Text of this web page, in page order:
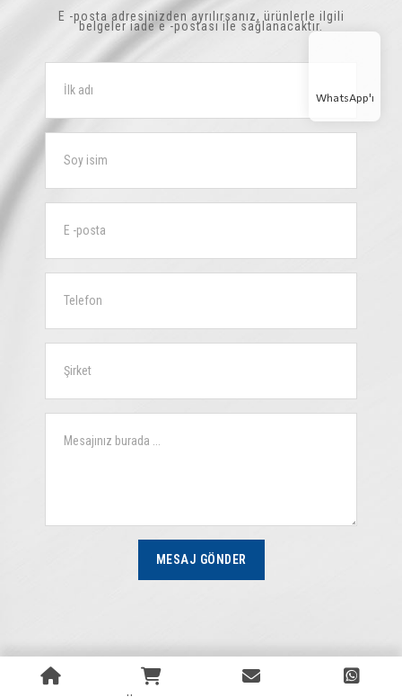
E -posta adresinizden ayrılırsanız, ürünlerle ilgili
belgeler iade e -postası ile sağlanacaktır.
MESAJ GÖNDER
WhatsApp'ı